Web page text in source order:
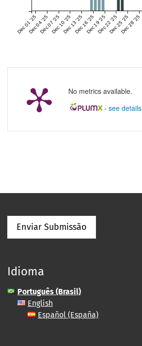
Dec 01 '25Dec 04 '25Dec 07 '25Dec 10 '25Dec 13 '25Dec 16 '25Dec 19 '25Dec 22 '25Dec 25 '25Dec 28 '25
No metrics available.
- see details
Enviar Submissão
Idioma
Português (Brasil)
English
Español (España)